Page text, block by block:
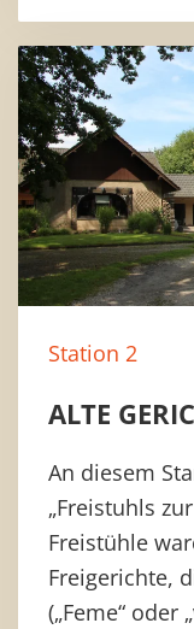
Station 2
ALTE
An diesem
„Freistuhls
Freistühle
Freigerichte,
(„Feme“ oder